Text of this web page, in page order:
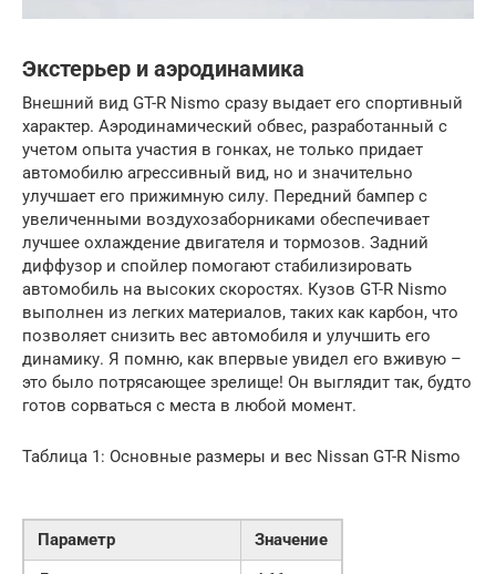
Экстерьер и аэродинамика
Внешний вид GT-R Nismo сразу выдает его спортивный
характер. Аэродинамический обвес, разработанный с
учетом опыта участия в гонках, не только придает
автомобилю агрессивный вид, но и значительно
улучшает его прижимную силу. Передний бампер с
увеличенными воздухозаборниками обеспечивает
лучшее охлаждение двигателя и тормозов. Задний
диффузор и спойлер помогают стабилизировать
автомобиль на высоких скоростях. Кузов GT-R Nismo
выполнен из легких материалов, таких как карбон, что
позволяет снизить вес автомобиля и улучшить его
динамику. Я помню, как впервые увидел его вживую –
это было потрясающее зрелище! Он выглядит так, будто
готов сорваться с места в любой момент.
Таблица 1: Основные размеры и вес Nissan GT-R Nismo
Параметр
Значение